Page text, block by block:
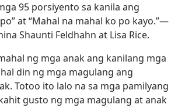
95 porsiyento sa kanila ang
at “Mahal na mahal ko po kayo.”—
Shaunti Feldhahn at Lisa Rice.
ng mga anak ang kanilang mga
din ng mga magulang ang
Totoo ito lalo na sa mga pamilyang
gusto ng mga magulang at anak